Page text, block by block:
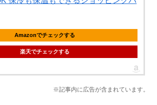
Amazonでチェックする
楽天でチェックする
※記事内に広告が含まれています。